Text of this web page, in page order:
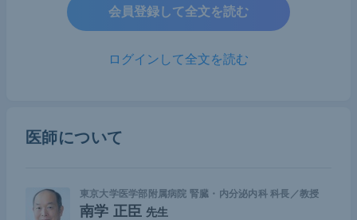
その中から「SGLT2の同定およびSGLT2阻害薬の臨
床応用」について紹介したい。
「Identification of SGLT2 and Clinical Application of
T2阻害薬は元々糖尿病の治療薬として登場したもの
つである。
会員登録して全文を読む
ログインして全文を読む
医師について
東京大学医学部附属病院 腎臓・内分泌内科 科長／教授
南学 正臣 先生